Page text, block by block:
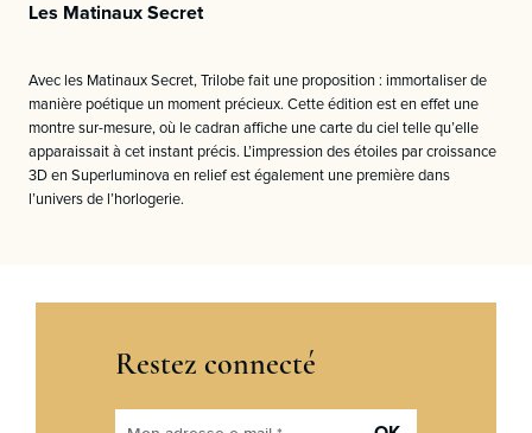
Les Matinaux Secret
Avec les Matinaux Secret, Trilobe fait une proposition : immortaliser de
manière poétique un moment précieux. Cette édition est en effet une
montre sur-mesure, où le cadran affiche une carte du ciel telle qu’elle
apparaissait à cet instant précis. L’impression des étoiles par croissance
3D en Superluminova en relief est également une première dans
l’univers de l’horlogerie.
Restez connecté